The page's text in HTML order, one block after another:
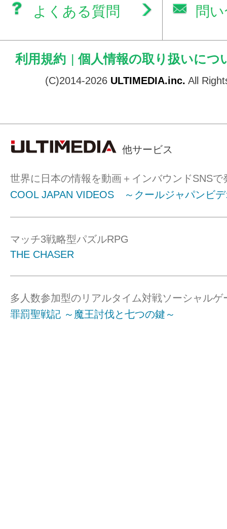
よくある質問 問
利用規約 | 個人情報の取り扱いにつ
(C)2014-2026 ULTIMEDIA.inc. All
他サービス
世界に日本の情報を動画＋インバウンドSNSで
COOL JAPAN VIDEOS ～クールジャパンビ
マッチ3戦略型パズルRPG
THE CHASER
多人数参加型のリアルタイム対戦ソーシャルゲ
罪罰聖戦記 ～魔王討伐と七つの鍵～